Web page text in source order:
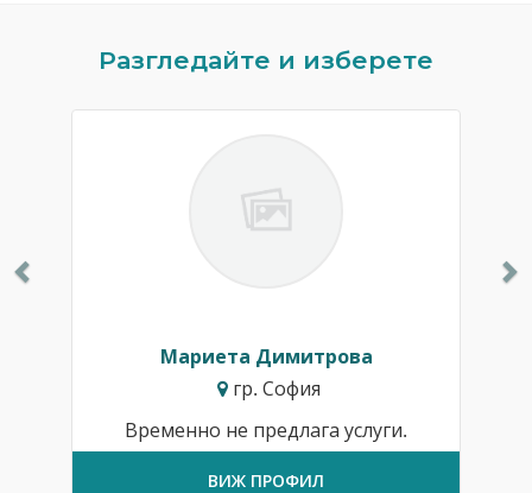
Разгледайте и изберете
Мариета Димитрова
гр. София
Временно не предлага услуги.
ВИЖ ПРОФИЛ